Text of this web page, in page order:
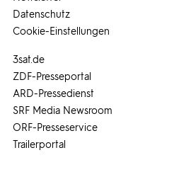
3sat.de
ZDF-Presseportal
ARD-Pressedienst
SRF Media Newsroom
ORF-Presseservice
Trailerportal
Datenschutz
Cookie-Einstellungen